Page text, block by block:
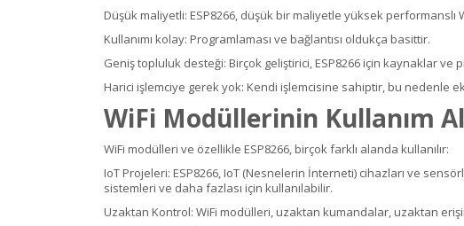
Düşük maliyetli: ESP8266, düşük bir maliyetle yüksek performanslı
Kullanımı kolay: Programlaması ve bağlantısı oldukça basittir.
Geniş topluluk desteği: Birçok geliştirici, ESP8266 için kaynaklar ve
Harici işlemciye gerek yok: Kendi işlemcisine sahiptir, bu nedenle
WiFi Modüllerinin Kullanım
WiFi modülleri ve özellikle ESP8266, birçok farklı alanda kullanılır:
IoT Projeleri: ESP8266, IoT (Nesnelerin İnterneti) cihazları ve
sistemleri ve daha fazlası için kullanılabilir.
Uzaktan Kontrol: WiFi modülleri, uzaktan kumandalar, uzaktan